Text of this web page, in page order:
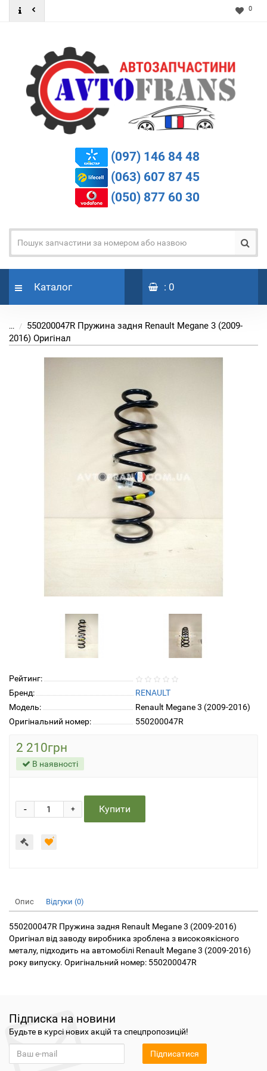
0
(097) 146 84 48
(063) 607 87 45
(050) 877 60 30
Каталог : 0
...
550200047R Пружина задня Renault Megane 3 (2009-
2016) Оригінал
Рейтинг:
Бренд:
RENAULT
Модель:
Renault Megane 3 (2009-2016)
Оригінальний номер:
550200047R
2 210грн
В наявності
+
- Купити
Опис Відгуки (0)
550200047R Пружина задня Renault Megane 3 (2009-2016)
Оригінал від заводу виробника зроблена з високоякісного
металу, підходить на автомобілі Renault Megane 3 (2009-2016)
року випуску. Оригінальний номер: 550200047R
Підписка на новини
Будьте в курсі нових акцій та спецпропозицій!
Підписатися